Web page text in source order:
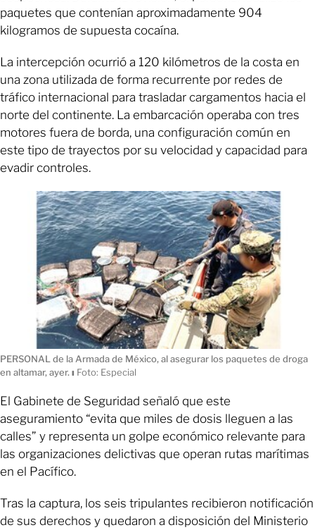
paquetes que contenían aproximadamente 904
kilogramos de supuesta cocaína.
La intercepción ocurrió a 120 kilómetros de la costa en
una zona utilizada de forma recurrente por redes de
tráfico internacional para trasladar cargamentos hacia el
norte del continente. La embarcación operaba con tres
motores fuera de borda, una configuración común en
este tipo de trayectos por su velocidad y capacidad para
evadir controles.
PERSONAL de la Armada de México, al asegurar los paquetes de droga
en altamar, ayer. ı Foto: Especial
El Gabinete de Seguridad señaló que este
aseguramiento “evita que miles de dosis lleguen a las
calles” y representa un golpe económico relevante para
las organizaciones delictivas que operan rutas marítimas
en el Pacífico.
Tras la captura, los seis tripulantes recibieron notificación
de sus derechos y quedaron a disposición del Ministerio